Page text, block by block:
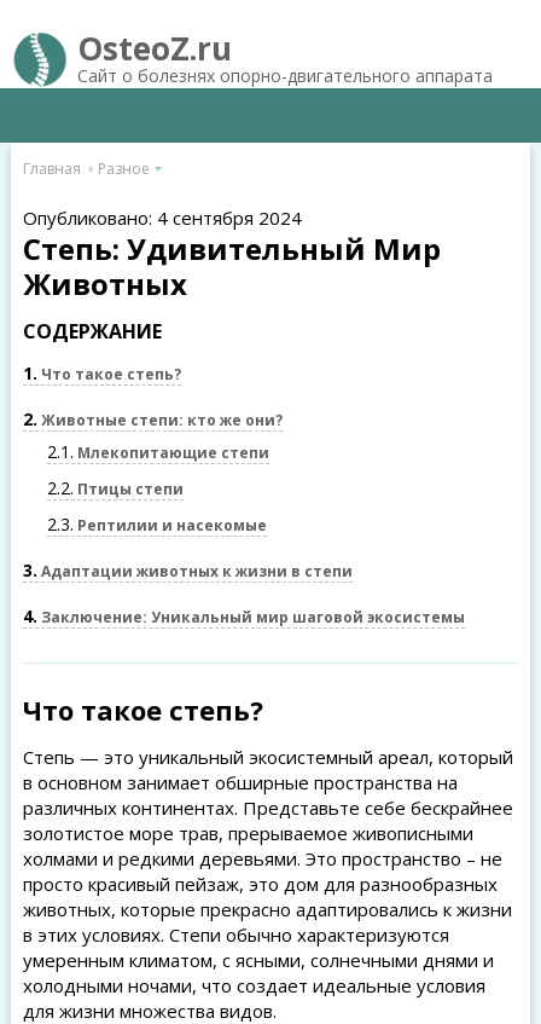
OsteoZ.ru
Сайт о болезнях опорно-двигательного аппарата
Главная Разное
Опубликовано: 4 сентября 2024
Степь: Удивительный Мир
Животных
СОДЕРЖАНИЕ
1 Что такое степь?
2 Животные степи: кто же они?
2.1 Млекопитающие степи
2.2 Птицы степи
2.3 Рептилии и насекомые
3 Адаптации животных к жизни в степи
4 Заключение: Уникальный мир шаговой экосистемы
Что такое степь?
Степь — это уникальный экосистемный ареал, который
в основном занимает обширные пространства на
различных континентах. Представьте себе бескрайнее
золотистое море трав, прерываемое живописными
холмами и редкими деревьями. Это пространство – не
просто красивый пейзаж, это дом для разнообразных
животных, которые прекрасно адаптировались к жизни
в этих условиях. Степи обычно характеризуются
умеренным климатом, с ясными, солнечными днями и
холодными ночами, что создает идеальные условия
для жизни множества видов.